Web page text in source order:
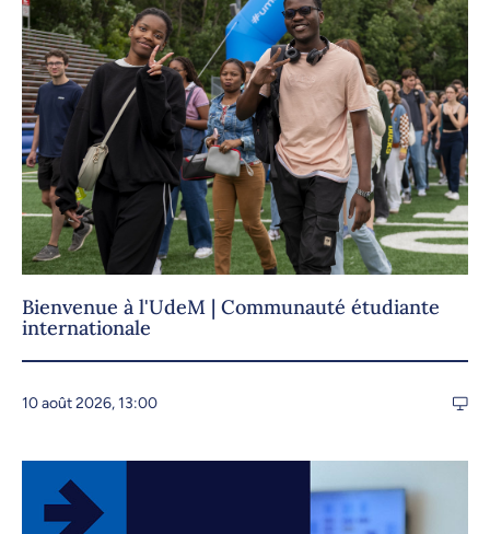
Bienvenue à l'UdeM | Communauté étudiante
internationale
10 août 2026, 13:00